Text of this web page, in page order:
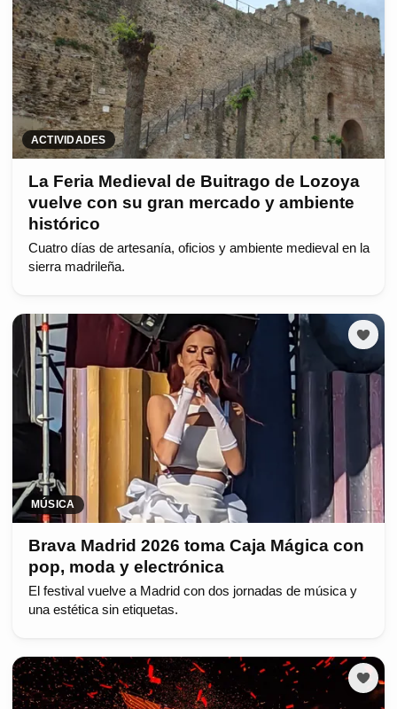
ACTIVIDADES
La Feria Medieval de Buitrago de Lozoya
vuelve con su gran mercado y ambiente
histórico
Cuatro días de artesanía, oficios y ambiente medieval en la
sierra madrileña.
MÚSICA
Brava Madrid 2026 toma Caja Mágica con
pop, moda y electrónica
El festival vuelve a Madrid con dos jornadas de música y
una estética sin etiquetas.